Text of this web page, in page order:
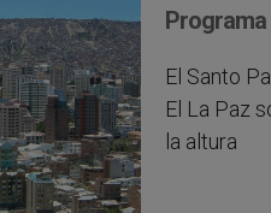
El Santo
El La Paz
la altura